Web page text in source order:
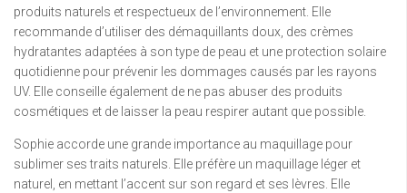
produits naturels et respectueux de l’environnement. Elle
recommande d’utiliser des démaquillants doux, des crèmes
hydratantes adaptées à son type de peau et une protection solaire
quotidienne pour prévenir les dommages causés par les rayons
UV. Elle conseille également de ne pas abuser des produits
cosmétiques et de laisser la peau respirer autant que possible.
Sophie accorde une grande importance au maquillage pour
sublimer ses traits naturels. Elle préfère un maquillage léger et
naturel, en mettant l’accent sur son regard et ses lèvres. Elle